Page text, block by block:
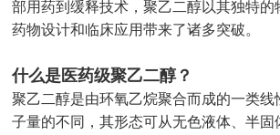
部用药到缓释技术，聚乙二醇以其独特的
药物设计和临床应用带来了诸多突破。
什么是医药级聚乙二醇？
聚乙二醇是由环氧乙烷聚合而成的一类线
子量的不同，其形态可从无色液体、半固